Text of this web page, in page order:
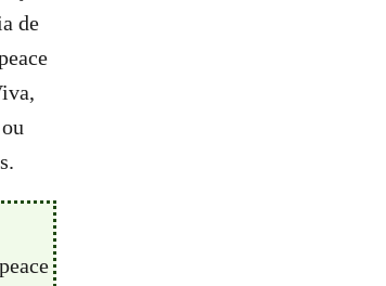
de